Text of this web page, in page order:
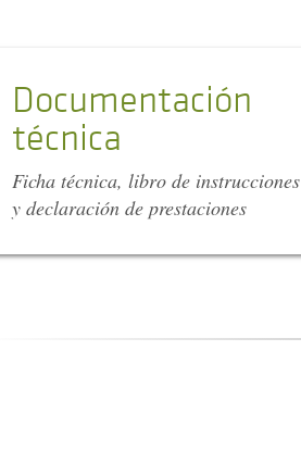
Documentación
técnica
Ficha técnica, libro de instrucciones
y declaración de prestaciones